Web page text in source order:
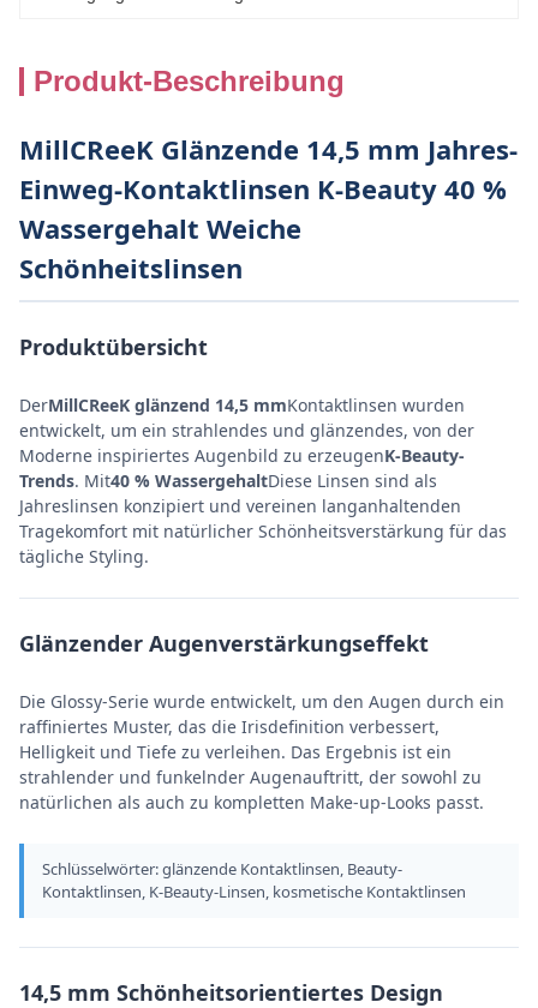
Produkt-Beschreibung
MillCReeK Glänzende 14,5 mm Jahres-
Einweg-Kontaktlinsen K-Beauty 40 %
Wassergehalt Weiche
Schönheitslinsen
Produktübersicht
DerMillCReeK glänzend 14,5 mmKontaktlinsen wurden
entwickelt, um ein strahlendes und glänzendes, von der
Moderne inspiriertes Augenbild zu erzeugenK-Beauty-
Trends. Mit40 % WassergehaltDiese Linsen sind als
Jahreslinsen konzipiert und vereinen langanhaltenden
Tragekomfort mit natürlicher Schönheitsverstärkung für das
tägliche Styling.
Glänzender Augenverstärkungseffekt
Die Glossy-Serie wurde entwickelt, um den Augen durch ein
raffiniertes Muster, das die Irisdefinition verbessert,
Helligkeit und Tiefe zu verleihen. Das Ergebnis ist ein
strahlender und funkelnder Augenauftritt, der sowohl zu
natürlichen als auch zu kompletten Make-up-Looks passt.
Schlüsselwörter: glänzende Kontaktlinsen, Beauty-
Kontaktlinsen, K-Beauty-Linsen, kosmetische Kontaktlinsen
14,5 mm Schönheitsorientiertes Design